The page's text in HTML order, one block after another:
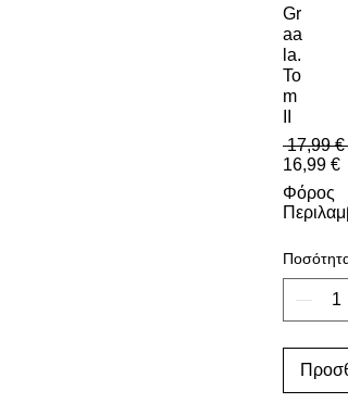
Gr
aa
la.
To
m
17,99 €
16,99 €
Φόρος
Ποσότητα